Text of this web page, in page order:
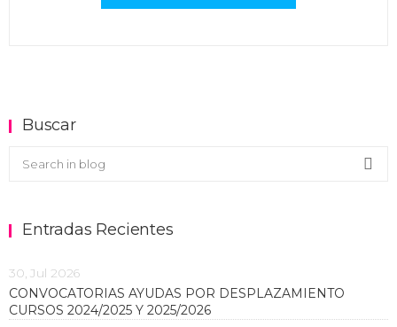
Buscar
Buscar en el blog
Entradas Recientes
30, Jul 2026
CONVOCATORIAS AYUDAS POR DESPLAZAMIENTO
CURSOS 2024/2025 Y 2025/2026